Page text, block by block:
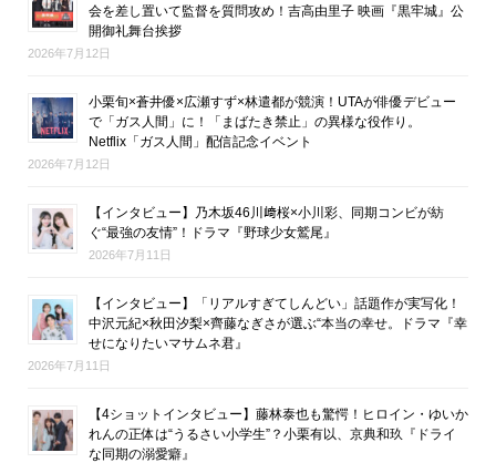
会を差し置いて監督を質問攻め！吉高由里子 映画『黒牢城』公
開御礼舞台挨拶
2026年7月12日
小栗旬×蒼井優×広瀬すず×林遣都が競演！UTAが俳優デビュー
で「ガス人間」に！「まばたき禁止」の異様な役作り。
Netflix「ガス人間」配信記念イベント
2026年7月12日
【インタビュー】乃木坂46川﨑桜×小川彩、同期コンビが紡
ぐ“最強の友情”！ドラマ『野球少女鷲尾』
2026年7月11日
【インタビュー】「リアルすぎてしんどい」話題作が実写化！
中沢元紀×秋田汐梨×齊藤なぎさが選ぶ“本当の幸せ。ドラマ『幸
せになりたいマサムネ君』
2026年7月11日
【4ショットインタビュー】藤林泰也も驚愕！ヒロイン・ゆいか
れんの正体は“うるさい小学生”？小栗有以、京典和玖『ドライ
な同期の溺愛癖』